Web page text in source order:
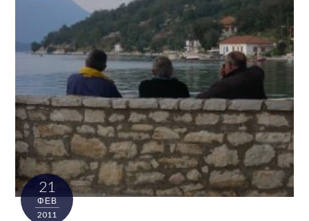
21
ΦΕΒ
2011